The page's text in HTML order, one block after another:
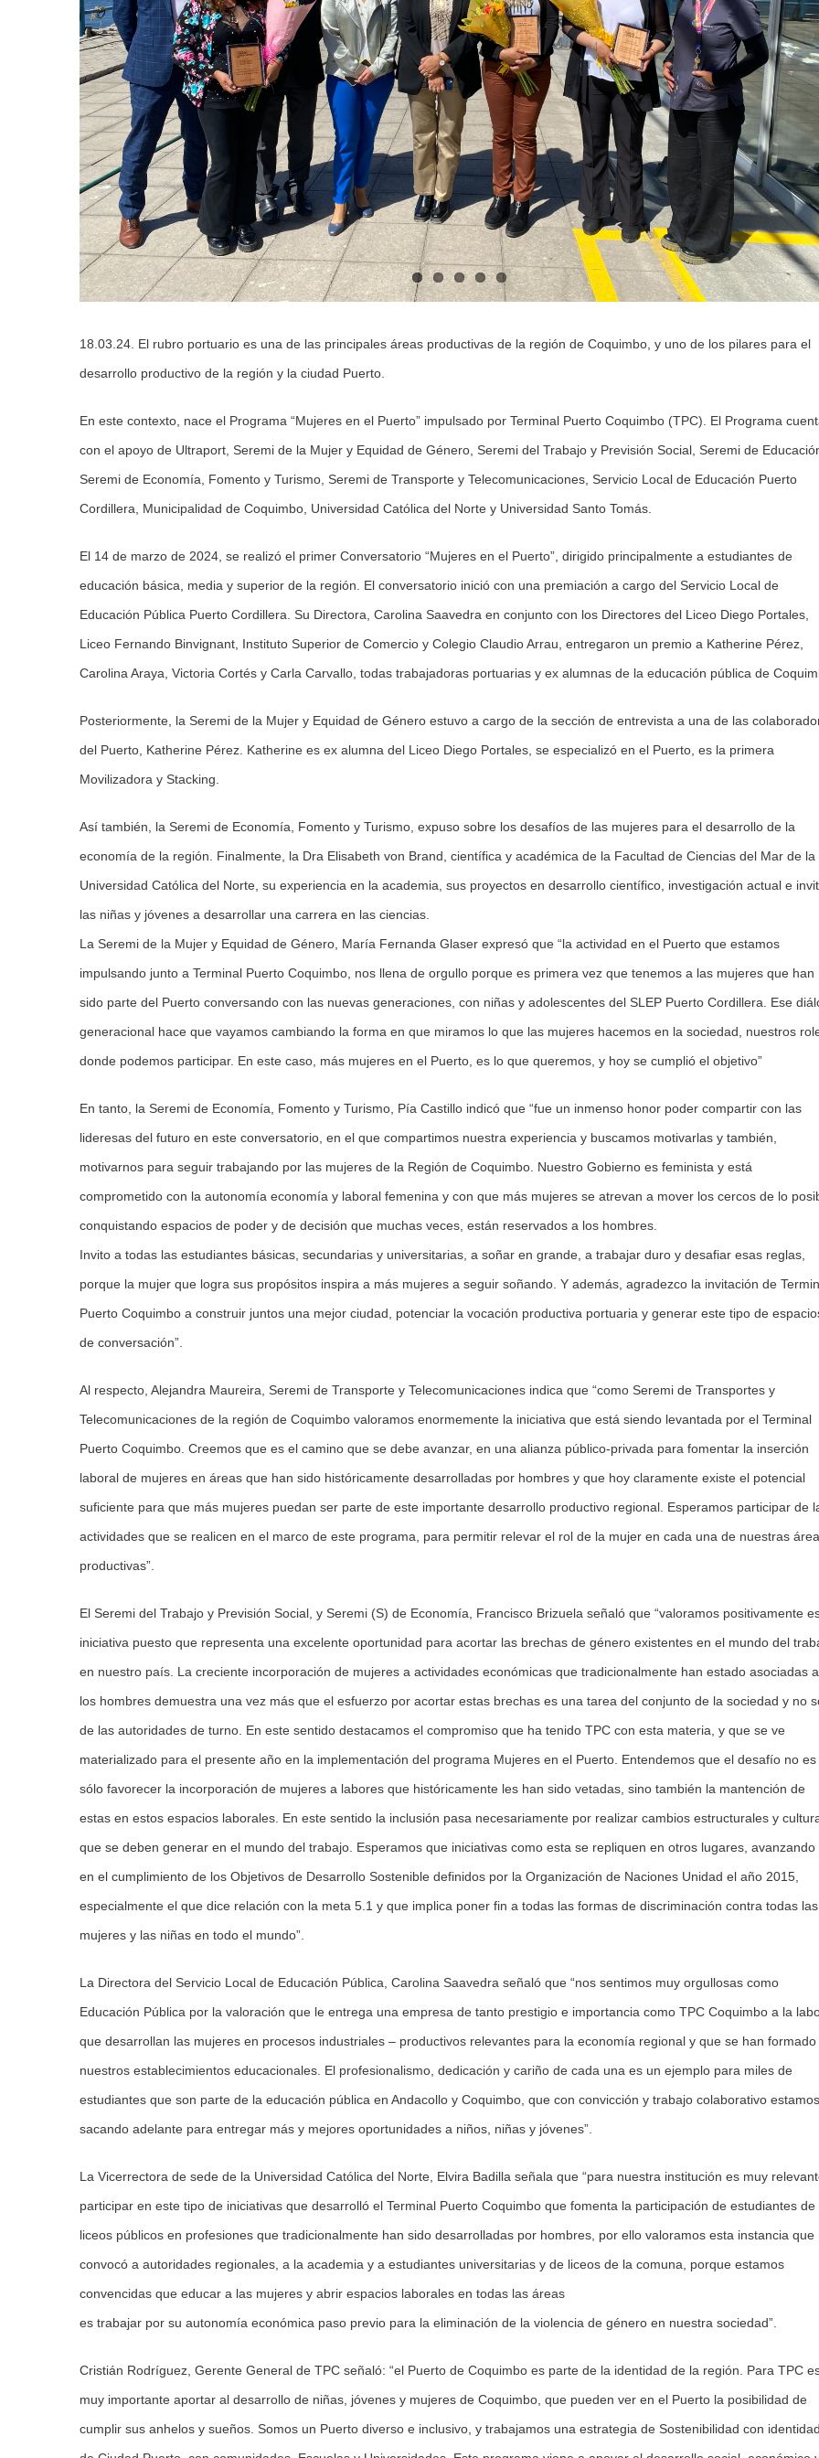
18.03.24. El rubro portuario es una de las principales áreas productivas de la región de Coquimbo, y uno de los pilares para el
desarrollo productivo de la región y la ciudad Puerto.
En este contexto, nace el Programa “Mujeres en el Puerto” impulsado por Terminal Puerto Coquimbo (TPC). El Programa
con el apoyo de Ultraport, Seremi de la Mujer y Equidad de Género, Seremi del Trabajo y Previsión Social, Seremi de
Seremi de Economía, Fomento y Turismo, Seremi de Transporte y Telecomunicaciones, Servicio Local de Educación Puerto
Cordillera, Municipalidad de Coquimbo, Universidad Católica del Norte y Universidad Santo Tomás.
El 14 de marzo de 2024, se realizó el primer Conversatorio “Mujeres en el Puerto”, dirigido principalmente a estudiantes de
educación básica, media y superior de la región. El conversatorio inició con una premiación a cargo del Servicio Local de
Educación Pública Puerto Cordillera. Su Directora, Carolina Saavedra en conjunto con los Directores del Liceo Diego Portales,
Liceo Fernando Binvignant, Instituto Superior de Comercio y Colegio Claudio Arrau, entregaron un premio a Katherine Pérez,
Carolina Araya, Victoria Cortés y Carla Carvallo, todas trabajadoras portuarias y ex alumnas de la educación pública de
Posteriormente, la Seremi de la Mujer y Equidad de Género estuvo a cargo de la sección de entrevista a una de las
del Puerto, Katherine Pérez. Katherine es ex alumna del Liceo Diego Portales, se especializó en el Puerto, es la primera
Movilizadora y Stacking.
Así también, la Seremi de Economía, Fomento y Turismo, expuso sobre los desafíos de las mujeres para el desarrollo de la
economía de la región. Finalmente, la Dra Elisabeth von Brand, científica y académica de la Facultad de Ciencias del Mar de la
Universidad Católica del Norte, su experiencia en la academia, sus proyectos en desarrollo científico, investigación actual e
las niñas y jóvenes a desarrollar una carrera en las ciencias.
La Seremi de la Mujer y Equidad de Género, María Fernanda Glaser expresó que “la actividad en el Puerto que estamos
impulsando junto a Terminal Puerto Coquimbo, nos llena de orgullo porque es primera vez que tenemos a las mujeres que han
sido parte del Puerto conversando con las nuevas generaciones, con niñas y adolescentes del SLEP Puerto Cordillera. Ese
generacional hace que vayamos cambiando la forma en que miramos lo que las mujeres hacemos en la sociedad, nuestros
donde podemos participar. En este caso, más mujeres en el Puerto, es lo que queremos, y hoy se cumplió el objetivo”
En tanto, la Seremi de Economía, Fomento y Turismo, Pía Castillo indicó que “fue un inmenso honor poder compartir con las
lideresas del futuro en este conversatorio, en el que compartimos nuestra experiencia y buscamos motivarlas y también,
motivarnos para seguir trabajando por las mujeres de la Región de Coquimbo. Nuestro Gobierno es feminista y está
comprometido con la autonomía economía y laboral femenina y con que más mujeres se atrevan a mover los cercos de lo
conquistando espacios de poder y de decisión que muchas veces, están reservados a los hombres.
Invito a todas las estudiantes básicas, secundarias y universitarias, a soñar en grande, a trabajar duro y desafiar esas reglas,
porque la mujer que logra sus propósitos inspira a más mujeres a seguir soñando. Y además, agradezco la invitación de
Puerto Coquimbo a construir juntos una mejor ciudad, potenciar la vocación productiva portuaria y generar este tipo de
de conversación”.
Al respecto, Alejandra Maureira, Seremi de Transporte y Telecomunicaciones indica que “como Seremi de Transportes y
Telecomunicaciones de la región de Coquimbo valoramos enormemente la iniciativa que está siendo levantada por el Terminal
Puerto Coquimbo. Creemos que es el camino que se debe avanzar, en una alianza público-privada para fomentar la inserción
laboral de mujeres en áreas que han sido históricamente desarrolladas por hombres y que hoy claramente existe el potencial
suficiente para que más mujeres puedan ser parte de este importante desarrollo productivo regional. Esperamos participar de
actividades que se realicen en el marco de este programa, para permitir relevar el rol de la mujer en cada una de nuestras
productivas”.
El Seremi del Trabajo y Previsión Social, y Seremi (S) de Economía, Francisco Brizuela señaló que “valoramos positivamente
iniciativa puesto que representa una excelente oportunidad para acortar las brechas de género existentes en el mundo del
en nuestro país. La creciente incorporación de mujeres a actividades económicas que tradicionalmente han estado asociadas a
los hombres demuestra una vez más que el esfuerzo por acortar estas brechas es una tarea del conjunto de la sociedad y no
de las autoridades de turno. En este sentido destacamos el compromiso que ha tenido TPC con esta materia, y que se ve
materializado para el presente año en la implementación del programa Mujeres en el Puerto. Entendemos que el desafío no es
sólo favorecer la incorporación de mujeres a labores que históricamente les han sido vetadas, sino también la mantención de
estas en estos espacios laborales. En este sentido la inclusión pasa necesariamente por realizar cambios estructurales y
que se deben generar en el mundo del trabajo. Esperamos que iniciativas como esta se repliquen en otros lugares, avanzando
en el cumplimiento de los Objetivos de Desarrollo Sostenible definidos por la Organización de Naciones Unidad el año 2015,
especialmente el que dice relación con la meta 5.1 y que implica poner fin a todas las formas de discriminación contra todas las
mujeres y las niñas en todo el mundo”.
La Directora del Servicio Local de Educación Pública, Carolina Saavedra señaló que “nos sentimos muy orgullosas como
Educación Pública por la valoración que le entrega una empresa de tanto prestigio e importancia como TPC Coquimbo a la
que desarrollan las mujeres en procesos industriales – productivos relevantes para la economía regional y que se han formado
nuestros establecimientos educacionales. El profesionalismo, dedicación y cariño de cada una es un ejemplo para miles de
estudiantes que son parte de la educación pública en Andacollo y Coquimbo, que con convicción y trabajo colaborativo estamos
sacando adelante para entregar más y mejores oportunidades a niños, niñas y jóvenes”.
La Vicerrectora de sede de la Universidad Católica del Norte, Elvira Badilla señala que “para nuestra institución es muy
participar en este tipo de iniciativas que desarrolló el Terminal Puerto Coquimbo que fomenta la participación de estudiantes de
liceos públicos en profesiones que tradicionalmente han sido desarrolladas por hombres, por ello valoramos esta instancia que
convocó a autoridades regionales, a la academia y a estudiantes universitarias y de liceos de la comuna, porque estamos
convencidas que educar a las mujeres y abrir espacios laborales en todas las áreas
es trabajar por su autonomía económica paso previo para la eliminación de la violencia de género en nuestra sociedad”.
Cristián Rodríguez, Gerente General de TPC señaló: “el Puerto de Coquimbo es parte de la identidad de la región. Para TPC
muy importante aportar al desarrollo de niñas, jóvenes y mujeres de Coquimbo, que pueden ver en el Puerto la posibilidad de
cumplir sus anhelos y sueños. Somos un Puerto diverso e inclusivo, y trabajamos una estrategia de Sostenibilidad con identidad